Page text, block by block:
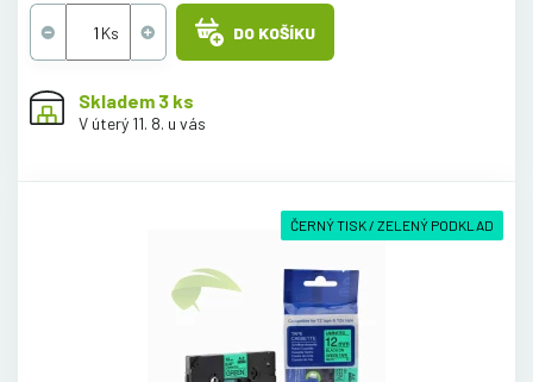
DO KOŠÍKU
Skladem 3 ks
V úterý 11. 8. u vás
ČERNÝ TISK / ZELENÝ PODKLAD